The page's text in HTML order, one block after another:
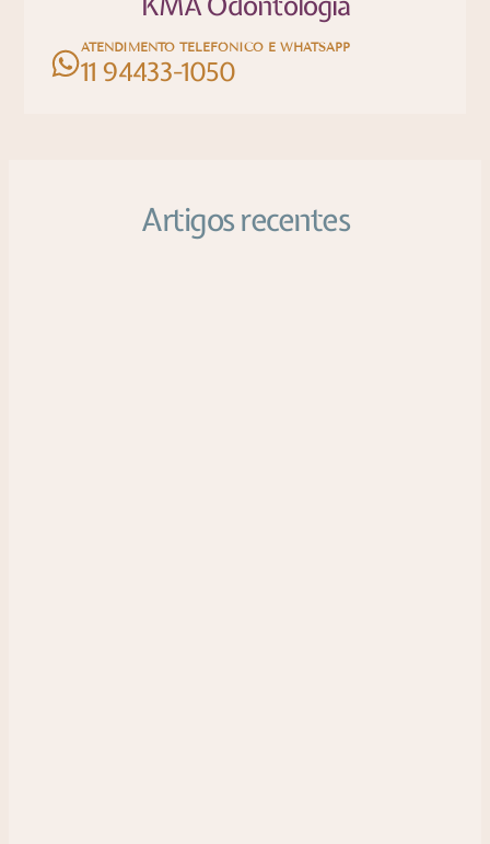
ATENDIMENTO TELEFÔNICO E WHATSAPP
11 94433-1050
Artigos recentes